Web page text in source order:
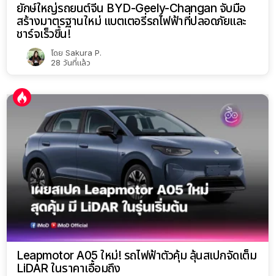
ยักษ์ใหญ่รถยนต์จีน BYD-Geely-Changan จับมือ
สร้างมาตรฐานใหม่ แบตเตอรี่รถไฟฟ้าที่ปลอดภัยและ
ชาร์จเร็วขึ้น!
โดย Sakura P.
28 วันที่แล้ว
Leapmotor A05 ใหม่! รถไฟฟ้าตัวคุ้ม ลุ้นสเปกจัดเต็ม
LiDAR ในราคาเอื้อมถึง